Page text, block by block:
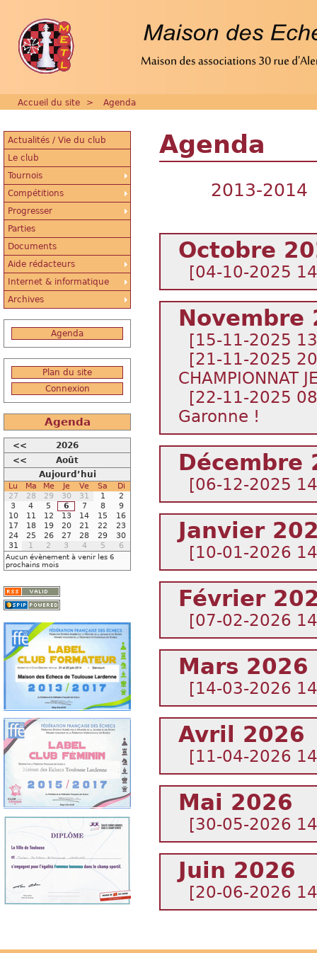
Accueil du site > Agenda
Agenda
2013-2014
Octobre
[04-10-2025
Novembre
[15-11-2025
[21-11-2025
CHAMPIONNAT
[22-11-2025
Garonne !
Décembre
[06-12-2025
Janvier
[10-01-2026
Février
[07-02-2026
Mars 2026
[14-03-2026
Avril 2026
[11-04-2026
Mai 2026
[30-05-2026
Juin 2026
[20-06-2026
Actualités / Vie du club
Le club
Tournois
Compétitions
Progresser
Parties
Documents
Aide rédacteurs
Internet & informatique
Archives
Agenda
Plan du site
Connexion
Agenda
<<
2026
<<
Août
Aujourd’hui
Lu Ma Me Je Ve Sa
Di
27
28 29 30 31 1
2
3
4 5 6 7 8
9
10
11 12 13 14 15
16
17
18 19 20 21 22
23
24
25 26 27 28 29
30
31
1 2 3 4 5 6
Aucun évènement à venir les 6
prochains mois